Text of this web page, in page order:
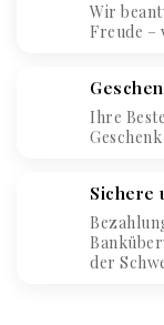
Wir
Freude –
Ihre
Sichere
der